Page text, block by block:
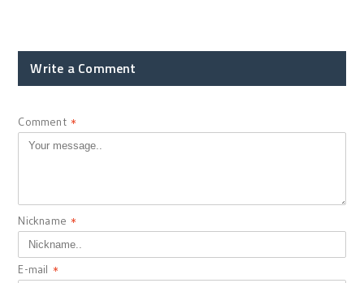
Write a Comment
Comment *
Nickname *
E-mail *